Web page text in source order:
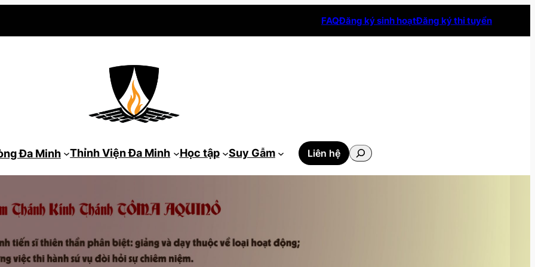
FAQĐăng ký sinh hoạtĐăng ký thi tuyển
Đa Minh Thỉnh Viện Đa Minh Học tập Suy Gẫm Liên hệ
Tìm
kiếm